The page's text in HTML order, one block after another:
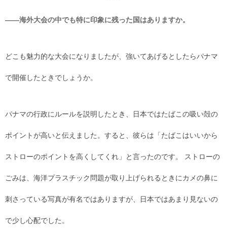
――海外大会の中でも特に印象に残った国はありますか。
どこも魅力的な大会になりましたが、強いてあげるとしたらパナマ
で開催したときでしょうか。
パナマの行政にルールを説明したとき、日本ではたばこの吸い殻の
ポイントが高いと伝えました。すると、彼らは「たばこはいいから
ストローのポイントを高くしてくれ」と言ったのです。 ストローの
ごみは、海洋プラスチック問題が取り上げられるときにカメの鼻に
刺さっている写真が有名ではありますが、日本ではあまり見ないの
で少し心配でした。